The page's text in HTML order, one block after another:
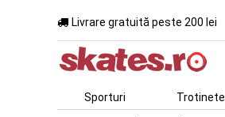
Livrare gratuită peste 200 lei
Sporturi Trotinete